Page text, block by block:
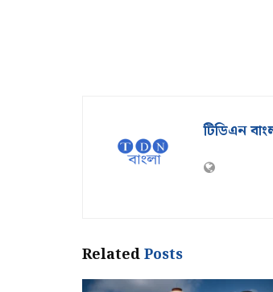
টিডিএন
RelatedPosts